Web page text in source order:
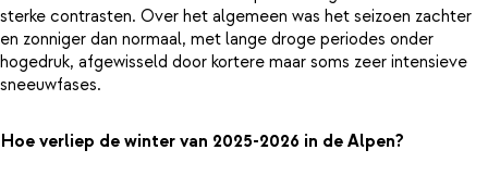
sterke contrasten. Over het algemeen was het seizoen zachter
en zonniger dan normaal, met lange droge periodes onder
hogedruk, afgewisseld door kortere maar soms zeer intensieve
sneeuwfases.
Hoe verliep de winter van 2025-2026 in de Alpen?